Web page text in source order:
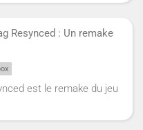
Resynced : Un remake
est le remake du jeu